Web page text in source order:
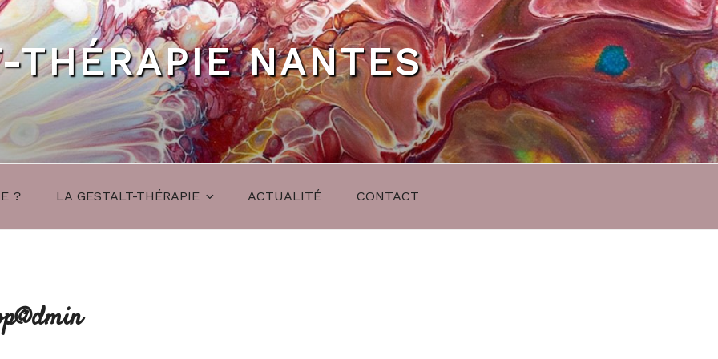
THÉRAPIE NANTES
? LA GESTALT-THÉRAPIE ACTUALITÉ CONTACT